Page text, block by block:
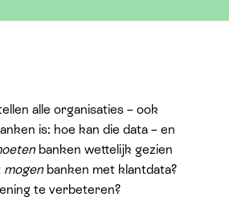
alle organisaties – ook
is: hoe kan die data – en
banken wettelijk gezien
mogen banken met klantdata?
te verbeteren?